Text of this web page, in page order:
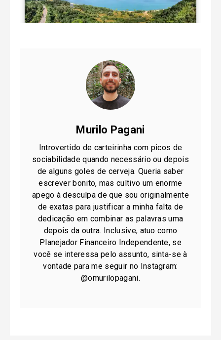
Murilo Pagani
Introvertido de carteirinha com picos de
sociabilidade quando necessário ou depois
de alguns goles de cerveja. Queria saber
escrever bonito, mas cultivo um enorme
apego à desculpa de que sou originalmente
de exatas para justificar a minha falta de
dedicação em combinar as palavras uma
depois da outra. Inclusive, atuo como
Planejador Financeiro Independente, se
você se interessa pelo assunto, sinta-se à
vontade para me seguir no Instagram:
@omurilopagani.